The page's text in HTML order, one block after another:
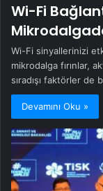
Wi-Fi
Wi-Fi sinyallerinizi
mikrodalga fırınlar,
sıradışı faktörler de
Devamını Oku »